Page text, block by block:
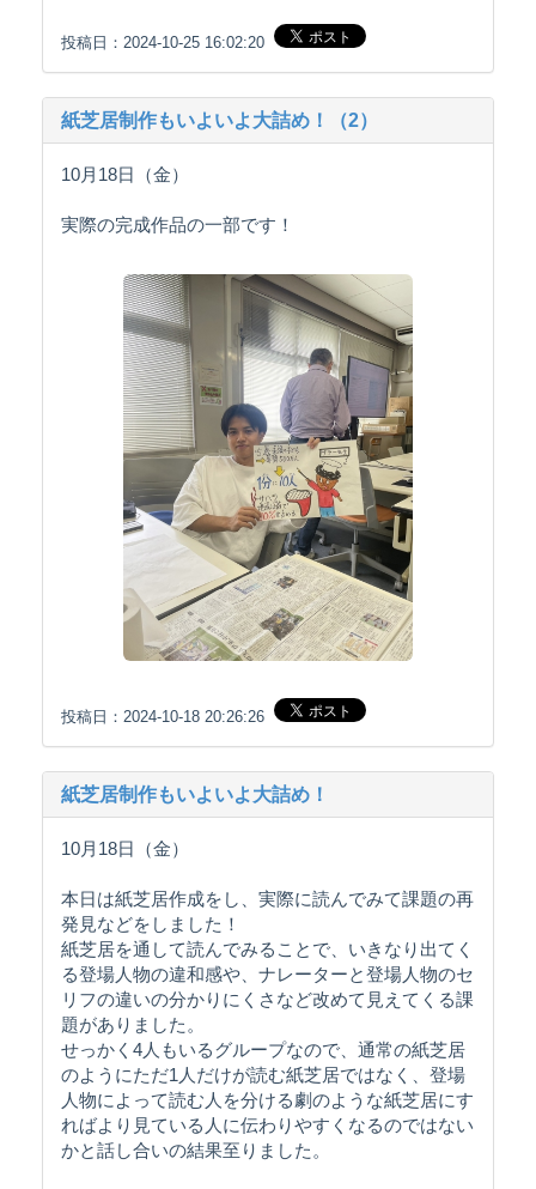
投稿日：2024-10-25 16:02:20
紙芝居制作もいよいよ大詰め！（2）
10月18日（金）
実際の完成作品の一部です！
投稿日：2024-10-18 20:26:26
紙芝居制作もいよいよ大詰め！
10月18日（金）
本日は紙芝居作成をし、実際に読んでみて課題の再
発見などをしました！
紙芝居を通して読んでみることで、いきなり出てく
る登場人物の違和感や、ナレーターと登場人物のセ
リフの違いの分かりにくさなど改めて見えてくる課
題がありました。
せっかく4人もいるグループなので、通常の紙芝居
のようにただ1人だけが読む紙芝居ではなく、登場
人物によって読む人を分ける劇のような紙芝居にす
ればより見ている人に伝わりやすくなるのではない
かと話し合いの結果至りました。